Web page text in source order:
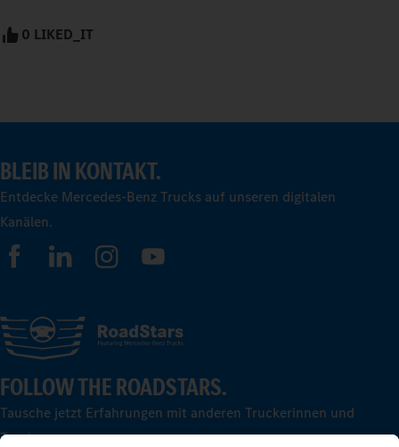
0 LIKED_IT
BLEIB IN KONTAKT.
Entdecke Mercedes-Benz Trucks auf unseren digitalen
Kanälen.
FOLLOW THE ROADSTARS.
Tausche jetzt Erfahrungen mit anderen Truckerinnen und
Truckern aus.